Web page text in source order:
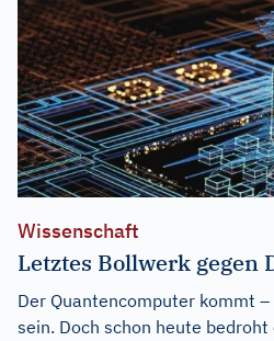
Wissenschaft
Letztes Bollwerk gegen
Der Quantencomputer kommt
sein. Doch schon heute